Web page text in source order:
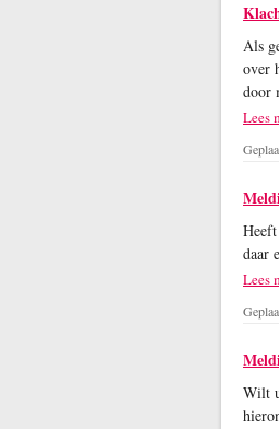
Als
over
door
Lees
daar
Lees
Wilt